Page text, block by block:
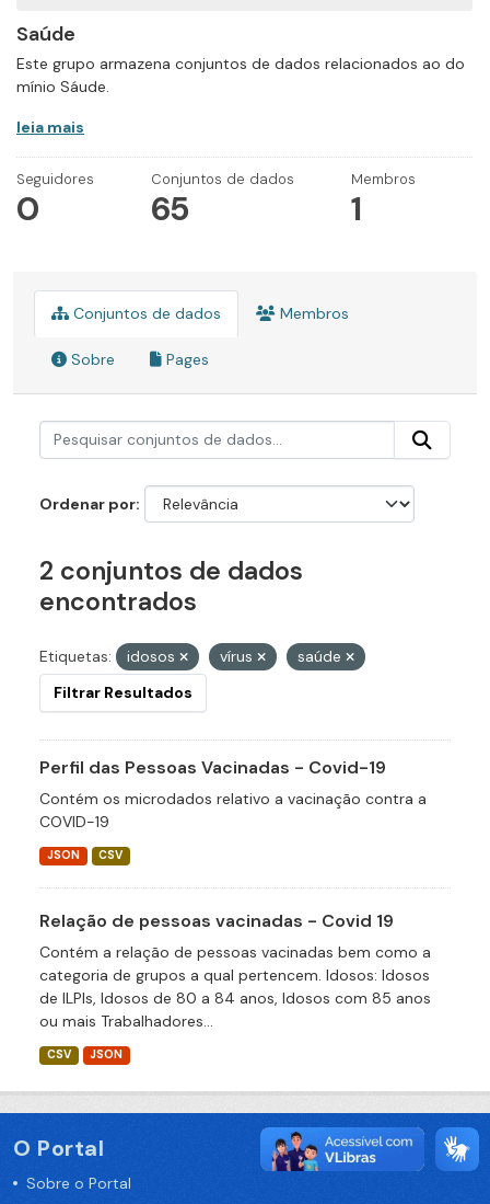
Saúde
Este grupo armazena conjuntos de dados relacionados ao do
mínio Sáude.
leia mais
Seguidores
0
Conjuntos de dados
65
Membros
1
Conjuntos de dados Membros
Sobre Pages
Ordenar por
2 conjuntos de dados
encontrados
Etiquetas: idosos vírus
saúde
Filtrar Resultados
Perfil das Pessoas Vacinadas - Covid-19
Contém os microdados relativo a vacinação contra a
COVID-19
JSON CSV
Relação de pessoas vacinadas - Covid 19
Contém a relação de pessoas vacinadas bem como a
categoria de grupos a qual pertencem. Idosos: Idosos
de ILPIs, Idosos de 80 a 84 anos, Idosos com 85 anos
ou mais Trabalhadores...
CSV JSON
O Portal
Sobre o Portal